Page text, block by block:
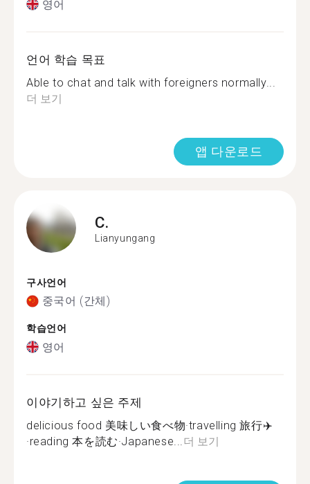
영어
언어 학습 목표
Able to chat and talk with foreigners normally...
더 보기
앱 다운로드
C.
Lianyungang
구사언어
중국어 (간체)
학습언어
영어
이야기하고 싶은 주제
delicious food 美味しい食べ物·travelling 旅行✈️
·reading 本を読む·Japanese... 더 보기